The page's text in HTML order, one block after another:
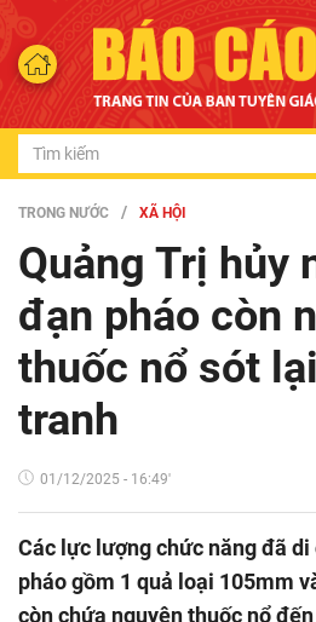
TRONG NƯỚC XÃ HỘI
Quảng Trị hủy
đạn pháo còn
thuốc nổ sót
tranh
01/12/2025 - 16:49'
Các lực lượng chức năng đã di
pháo gồm 1 quả loại 105mm
còn chứa nguyên thuốc nổ